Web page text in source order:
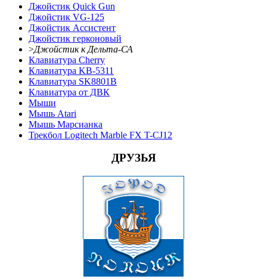
Джойстик Quick Gun
Джойстик VG-125
Джойстик Ассистент
Джойстик герконовый
>Джойстик к Дельта-СА
Клавиатура Cherry
Клавиатура KB-5311
Клавиатура SK8801B
Клавиатура от ДВК
Мыши
Мышь Atari
Мышь Марсианка
Трекбол Logitech Marble FX T-CJ12
ДРУЗЬЯ